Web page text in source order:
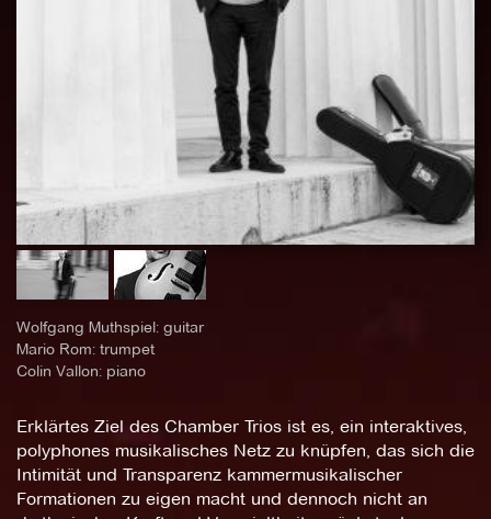
Wolfgang Muthspiel: guitar
Mario Rom: trumpet
Colin Vallon: piano
Erklärtes Ziel des Chamber Trios ist es, ein interaktives,
polyphones musikalisches Netz zu knüpfen, das sich die
Intimität und Transparenz kammermusikalischer
Formationen zu eigen macht und dennoch nicht an